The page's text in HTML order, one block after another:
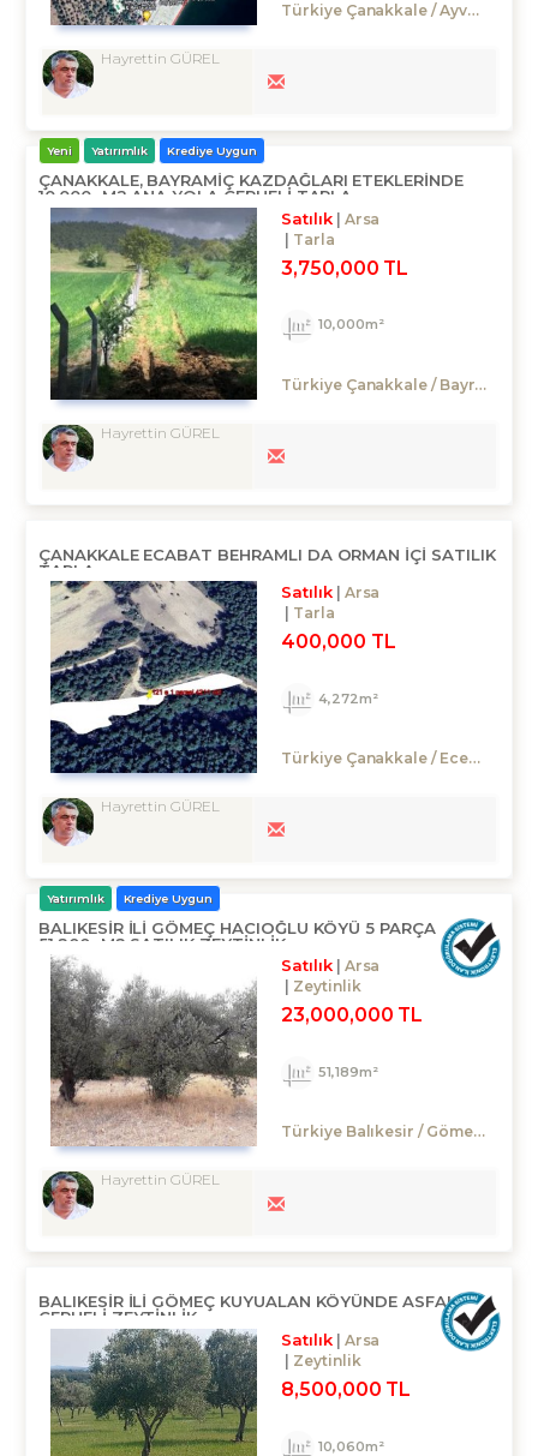
Türkiye Çanakkale / Ayvacık
Hayrettin GÜREL
Yeni Yatırımlık Krediye Uygun
ÇANAKKALE, BAYRAMIÇ KAZDAĞLARI ETEKLERINDE
10.000.-M2 ANA YOLA CEPHELİ TARLA
Satılık
Arsa
Tarla
3,750,000 TL
10,000m²
Türkiye Çanakkale / Bayramiç
Hayrettin GÜREL
ÇANAKKALE ECABAT BEHRAMLI DA ORMAN IÇI SATILIK
TARLA
Satılık
Arsa
Tarla
400,000 TL
4,272m²
Türkiye Çanakkale / Eceabat
Hayrettin GÜREL
Yatırımlık Krediye Uygun
BALIKESIR ILI GÖMEÇ HACIOĞLU KÖYÜ 5 PARÇA
51.200.-M2 SATILIK ZEYTİNLİK
Satılık
Arsa
Zeytinlik
23,000,000 TL
51,189m²
Türkiye Balıkesir / Gömeç
Hayrettin GÜREL
BALIKESIR ILI GÖMEÇ KUYUALAN KÖYÜNDE ASFALTA
CEPHELI ZEYTINLIK
Satılık
Arsa
Zeytinlik
8,500,000 TL
10,060m²